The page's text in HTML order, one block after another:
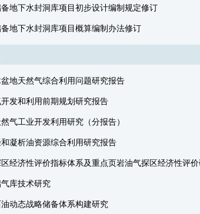
地下水封洞库项目初步设计编制规定修订
地下水封洞库项目概算编制办法修订
地天然气综合利用问题研究报告
发和利用前期规划研究报告
气工业开发利用研究（分报告）
凝析油资源综合利用研究报告
经济性评价指标体系及重点页岩油气探区经济性评
库技术研究
动态战略储备体系构建研究